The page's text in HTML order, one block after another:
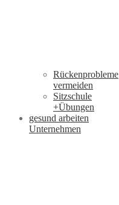
Rückenprobleme
vermeiden
Sitzschule
+Übungen
gesund arbeiten
Unternehmen